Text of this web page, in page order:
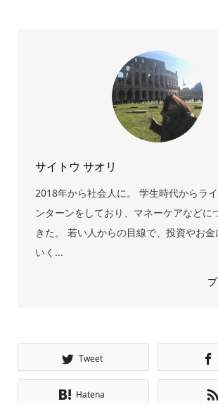
サイトウ サオリ
2018年から社会人に。 学生時代からラ
ンターンをしており、マネーケアなどに
きた。 若い人からの目線で、投資やお金
いく...
Tweet
Hatena